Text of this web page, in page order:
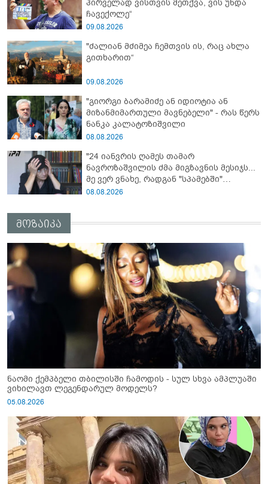
პირველად ვისთვის მეთქვა, ვის უნდა
ჩავექოლე“
09.08.2026
"ძალიან მძიმეა ჩემთვის ის, რაც ახლა
გითხარით“
09.08.2026
"გიორგი ბარამიძე ან იდიოტია ან
მიზანმიმართული მავნებელი" - რას წერს
ნანკა კალატოზიშვილი
08.08.2026
"24 იანვრის ღამეს თამარ
ნავროზაშვილის ძმა მიგზავნის მესიჯს...
მე ვერ ვნახე, რადგან "სპამებში"
ჩავარდა": რა მისწერა ნია იმნაძის ბიძამ
08.08.2026
მოზაიკა
ნაომი ქემპბელი თბილისში ჩამოდის - სულ სხვა ამპლუაში
ვიხილავთ ლეგენდარულ მოდელს?
05.08.2026